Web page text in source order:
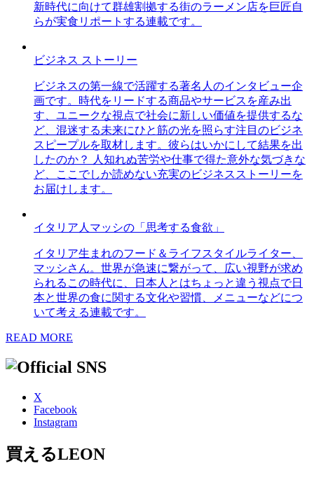
新時代に向けて群雄割拠する街のラーメン店を巨匠自
らが実食リポートする連載です。
ビジネス ストーリー
ビジネスの第一線で活躍する著名人のインタビュー企
画です。時代をリードする商品やサービスを産み出
す、ユニークな視点で社会に新しい価値を提供するな
ど、混迷する未来にひと筋の光を照らす注目のビジネ
スピープルを取材します。彼らはいかにして結果を出
したのか？ 人知れぬ苦労や仕事で得た意外な気づきな
ど、ここでしか読めない充実のビジネスストーリーを
お届けします。
イタリア人マッシの「思考する食欲」
イタリア生まれのフード＆ライフスタイルライター、
マッシさん。世界が急速に繋がって、広い視野が求め
られるこの時代に、日本人とはちょっと違う視点で日
本と世界の食に関する文化や習慣、メニューなどにつ
いて考える連載です。
READ MORE
X
Facebook
Instagram
買えるLEON